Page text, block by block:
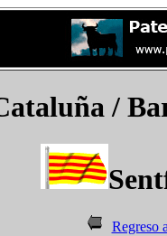
/
Regreso